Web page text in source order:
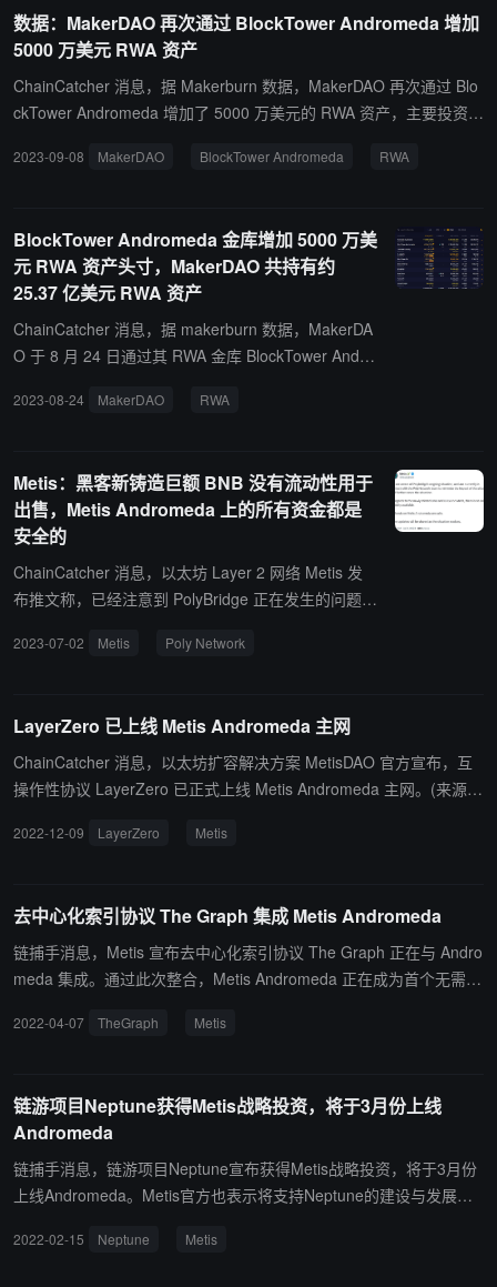
数据：MakerDAO 再次通过 BlockTower Andromeda 增加
5000 万美元 RWA 资产
ChainCatcher 消息，据 Makerburn 数据，MakerDAO 再次通过 Blo
ckTower Andromeda 增加了 5000 万美元的 RWA 资产，主要投资短
产达到 25.13 亿美元。
2023-09-08 MakerDAO BlockTower Andromeda RWA
BlockTower Andromeda 金库增加 5000 万美
元 RWA 资产头寸，MakerDAO 共持有约
25.37 亿美元 RWA 资产
ChainCatcher 消息，据 makerburn 数据，MakerDA
O 于 8 月 24 日通过其 RWA 金库 BlockTower Andro
资短期美国国债。 其中，BlockTower Andromeda 是
erDAO 中 RWA 资产总计约 25.37 亿美元，其中 Bloc
kTower Andromeda 中的资产达 6.52 亿美元。
2023-08-24 MakerDAO RWA
Metis：黑客新铸造巨额 BNB 没有流动性用于
出售，Metis Andromeda 上的所有资金都是
安全的
ChainCatcher 消息，以太坊 Layer 2 网络 Metis 发
布推文称，已经注意到 PolyBridge 正在发生的问题，
攻击的影响并进一步评估情况。 此外，Metis 表示关
(来源链接)
2023-07-02 Metis Poly Network
LayerZero 已上线 Metis Andromeda 主网
ChainCatcher 消息，以太坊扩容解决方案 MetisDAO 官方宣布，互
操作性协议 LayerZero 已正式上线 Metis Andromeda 主网。(来源链
2022-12-09 LayerZero Metis
去中心化索引协议 The Graph 集成 Metis Andromeda
链捕手消息，Metis 宣布去中心化索引协议 The Graph 正在与 Andro
meda 集成。通过此次整合，Metis Andromeda 正在成为首个无需许
端点的图节点，使 DApp 能够将子图部署到图节点。（来源链接）
2022-04-07 TheGraph Metis
链游项目Neptune获得Metis战略投资，将于3月份上线
Andromeda
链捕手消息，链游项目Neptune宣布获得Metis战略投资，将于3月份
上线Andromeda。Metis官方也表示将支持Neptune的建设与发展，
一款play to earn的游戏，玩家可以收集与武装数字生物Neper，通过
2022-02-15 Neptune Metis